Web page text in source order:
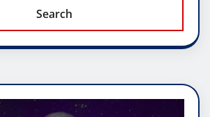
Search